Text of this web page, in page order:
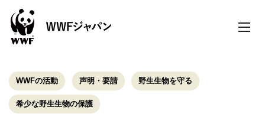
toggle
WWFの活動 声明・要請 野生生物を守る
希少な野生生物の保護